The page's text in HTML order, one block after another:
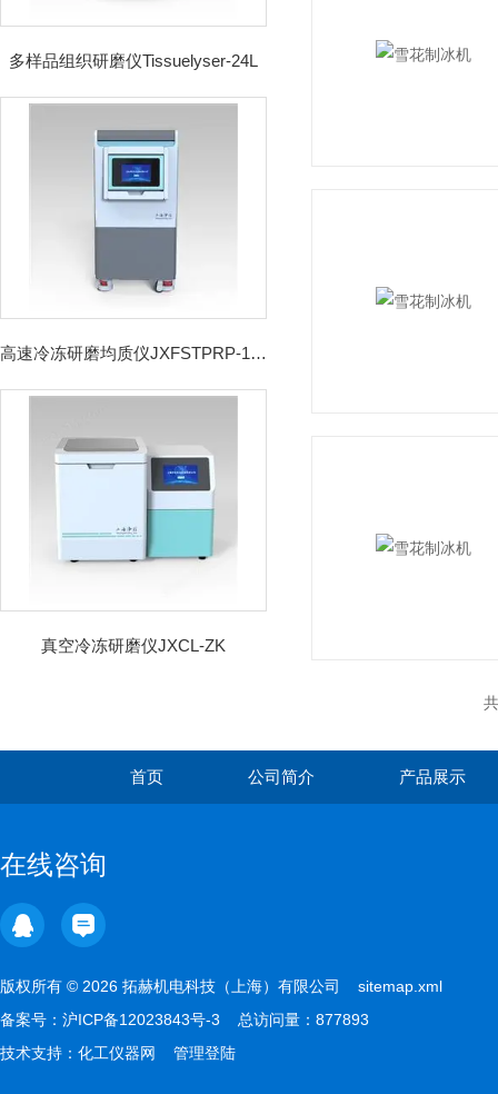
多样品组织研磨仪Tissuelyser-24L
高速冷冻研磨均质仪JXFSTPRP-192CL
真空冷冻研磨仪JXCL-ZK
首页 公司简介 产品展示
在线咨询
版权所有 © 2026 拓赫机电科技（上海）有限公司 sitemap.xml
备案号： 沪ICP备12023843号-3 总访问量：877893
技术支持： 化工仪器网 管理登陆